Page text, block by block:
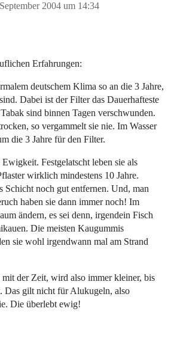
2004 um 14:34
Erfahrungen:
deutschem Klima so an die 3 Jahre,
Dabei ist der Filter das Dauerhafteste
sind binnen Tagen verschwunden.
so vergammelt sie nie. Im Wasser
die 3 Jahre für den Filter.
Festgelatscht leben sie als
wirklich mindestens 10 Jahre.
Schicht noch gut entfernen. Und, man
haben sie dann immer noch! Im
ändern, es sei denn, irgendein Fisch
Die meisten Kaugummis
sie wohl irgendwann mal am Strand
der Zeit, wird also immer kleiner, bis
Das gilt nicht für Alukugeln, also
Die überlebt ewig!